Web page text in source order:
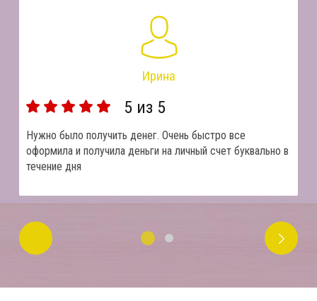
Ирина
5 из 5
Нужно было получить денег. Очень быстро все
оформила и получила деньги на личный счет буквально в
течение дня